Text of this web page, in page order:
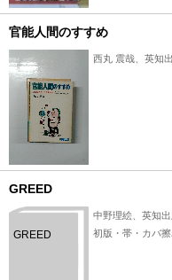
官能人間のすすめ
西丸 震哉、英知
GREED
GREED
中野理絵、英知
初版・帯・カバ